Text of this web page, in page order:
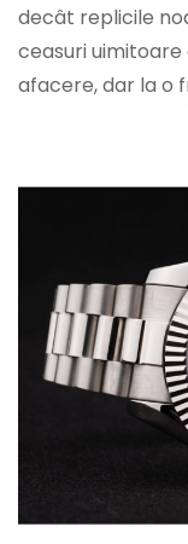
decât replicile
ceasuri
afacere, dar la o